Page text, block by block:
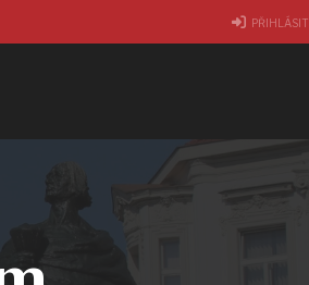
PŘIHLÁSIT